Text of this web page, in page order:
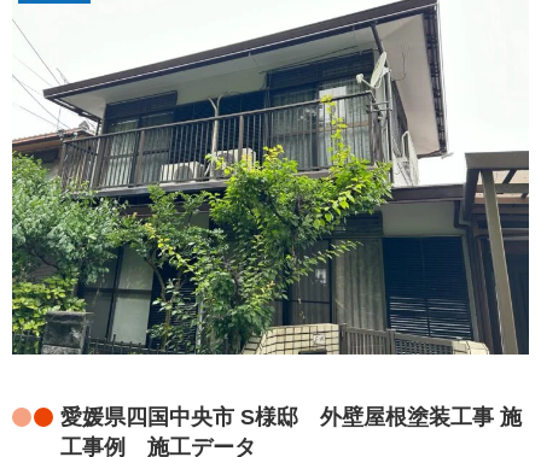
愛媛県四国中央市 S様邸 外壁屋根塗装工事 施
工事例 施工データ